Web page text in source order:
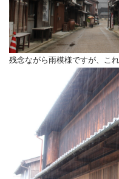
残念ながら雨模様ですが、こ